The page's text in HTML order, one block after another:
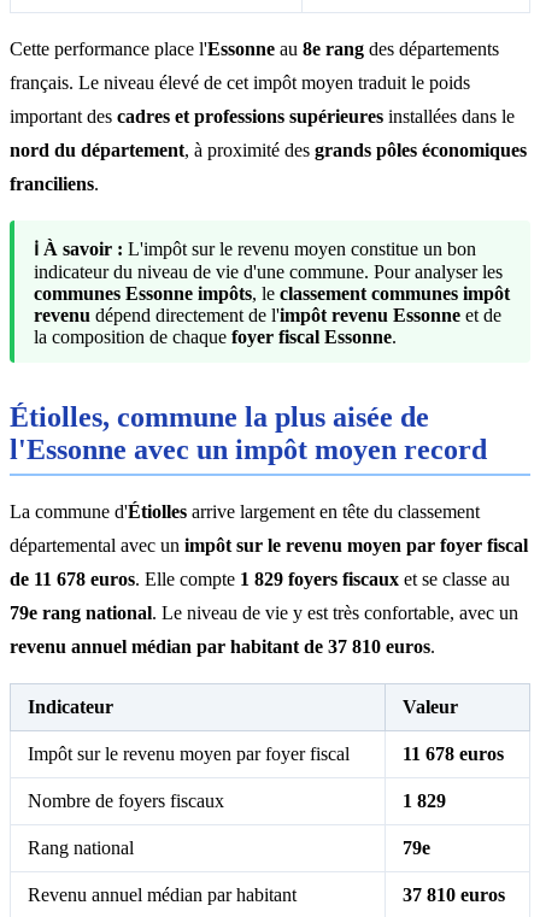
Cette performance place l'Essonne au 8e rang des départements
français. Le niveau élevé de cet impôt moyen traduit le poids
important des cadres et professions supérieures installées dans le
nord du département, à proximité des grands pôles économiques
franciliens.
ℹ️ À savoir : L'impôt sur le revenu moyen constitue un bon
indicateur du niveau de vie d'une commune. Pour analyser les
communes Essonne impôts, le classement communes impôt
revenu dépend directement de l'impôt revenu Essonne et de
la composition de chaque foyer fiscal Essonne.
Étiolles, commune la plus aisée de
l'Essonne avec un impôt moyen record
La commune d'Étiolles arrive largement en tête du classement
départemental avec un impôt sur le revenu moyen par foyer fiscal
de 11 678 euros. Elle compte 1 829 foyers fiscaux et se classe au
79e rang national. Le niveau de vie y est très confortable, avec un
revenu annuel médian par habitant de 37 810 euros.
Indicateur Valeur
Impôt sur le revenu moyen par foyer fiscal 11 678 euros
Nombre de foyers fiscaux 1 829
Rang national 79e
Revenu annuel médian par habitant 37 810 euros